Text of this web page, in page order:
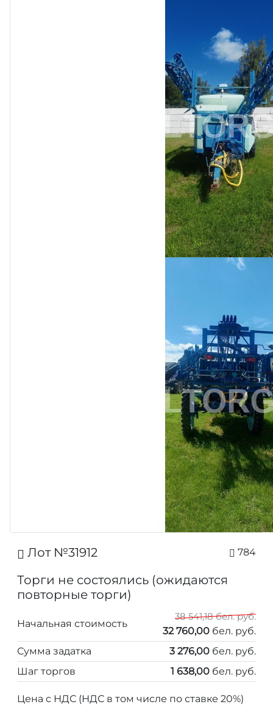
Лот №31912 784
Торги не состоялись (ожидаются
повторные торги)
Начальная стоимость
38 541,18 бел. руб.
32 760,00 бел. руб.
Сумма задатка
3 276,00 бел. руб.
Шаг торгов
1 638,00 бел. руб.
Цена с НДС (НДС в том числе по ставке 20%)